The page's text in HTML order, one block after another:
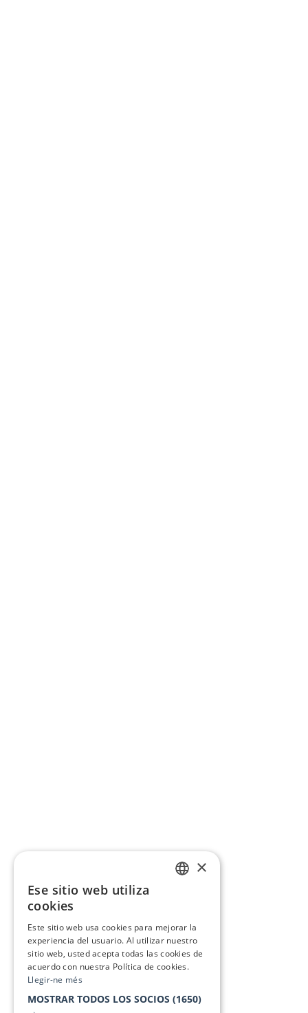
×
Ese sitio web utiliza
cookies
Este sitio web usa cookies para mejorar la
experiencia del usuario. Al utilizar nuestro
sitio web, usted acepta todas las cookies de
acuerdo con nuestra Política de cookies.
Llegir-ne més
MOSTRAR TODOS LOS SOCIOS (1650)